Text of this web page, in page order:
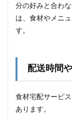
つく
りお
きな
ら、
トが
す！
7.1
分の好みと合わ
は、食材やメニ
す。
配送時間
食材宅配サービ
あります。